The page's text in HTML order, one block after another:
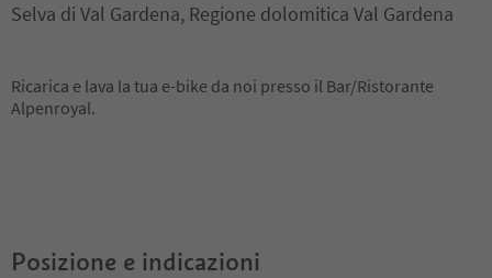
Selva di Val Gardena, Regione dolomitica Val Gardena
Ricarica e lava la tua e-bike da noi presso il Bar/Ristorante
Alpenroyal.
Posizione e indicazioni